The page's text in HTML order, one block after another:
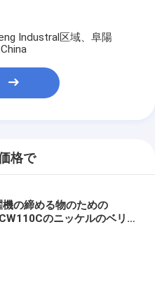
Industral区域、阜陽
格で
機の締める物のための
のニッケルのベリ